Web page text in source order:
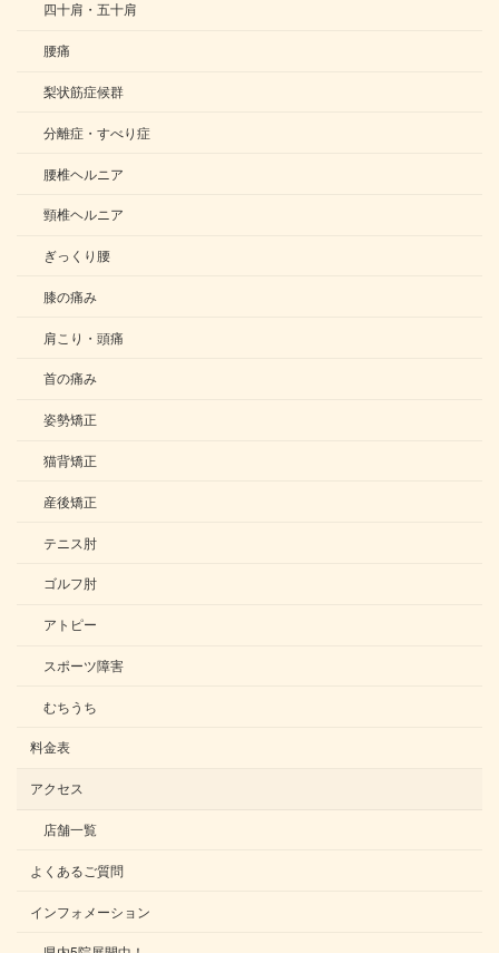
四十肩・五十肩
腰痛
梨状筋症候群
分離症・すべり症
腰椎ヘルニア
頸椎ヘルニア
ぎっくり腰
膝の痛み
肩こり・頭痛
首の痛み
姿勢矯正
猫背矯正
産後矯正
テニス肘
ゴルフ肘
アトピー
スポーツ障害
むちうち
料金表
アクセス
店舗一覧
よくあるご質問
インフォメーション